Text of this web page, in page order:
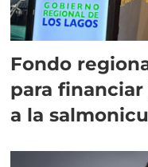
Fondo
para
a la